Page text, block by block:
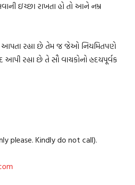
ઇચ્છા રાખતા હો તો આને નમ્ર
રહ્યા છે તેમ જ જેઓ નિયમિતપણે
આપી રહ્યા છે તે સૌ વાચકોનો હ્રદયપૂર્વક
please. Kindly do not call).